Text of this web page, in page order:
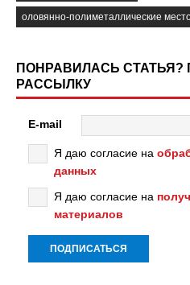
оловянно-полиметаллические
ПОНРАВИЛАСЬ
РАССЫЛКУ
E-mail
Я даю согласие на
данных
Я даю согласие на
материалов